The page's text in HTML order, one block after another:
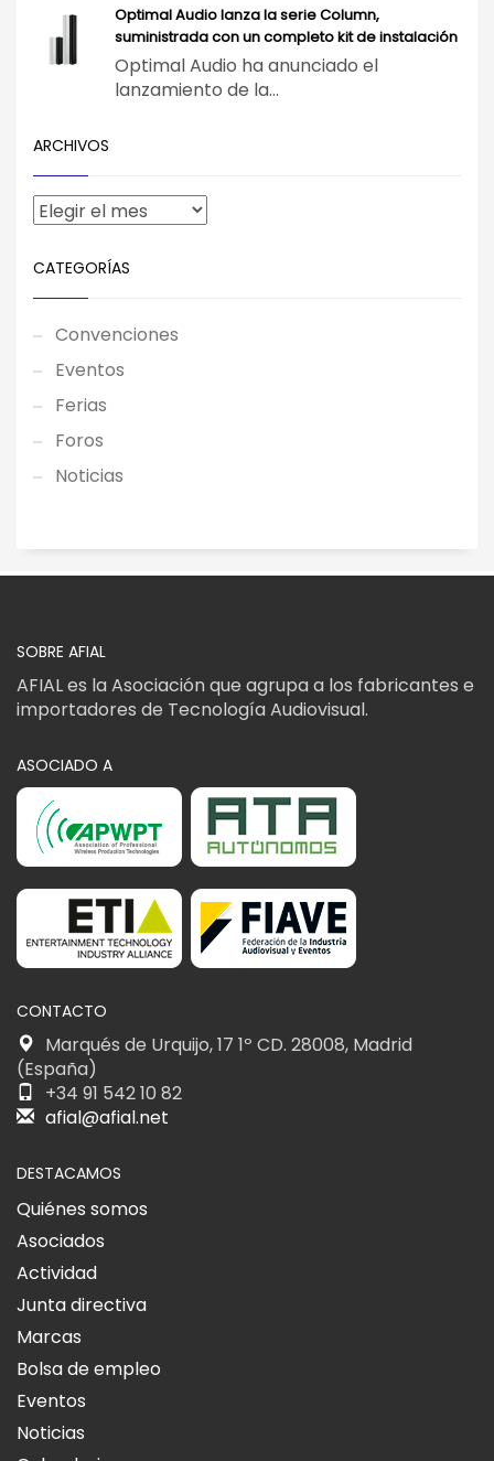
Optimal Audio lanza la serie Column,
suministrada con un completo kit de instalación
Optimal Audio ha anunciado el
lanzamiento de la...
ARCHIVOS
CATEGORÍAS
Convenciones
Eventos
Ferias
Foros
Noticias
SOBRE AFIAL
AFIAL es la Asociación que agrupa a los fabricantes e
importadores de Tecnología Audiovisual.
ASOCIADO A
CONTACTO
Marqués de Urquijo, 17 1º CD. 28008, Madrid
(España)
+34 91 542 10 82
afial@afial.net
DESTACAMOS
Quiénes somos
Asociados
Actividad
Junta directiva
Marcas
Bolsa de empleo
Eventos
Noticias